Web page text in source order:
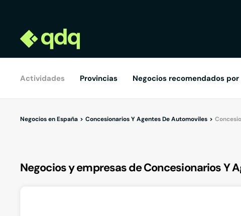
Actividades Provincias Negocios recomendados por
Negocios en España Concesionarios Y Agentes De Automoviles
Negocios y empresas de Concesionarios Y